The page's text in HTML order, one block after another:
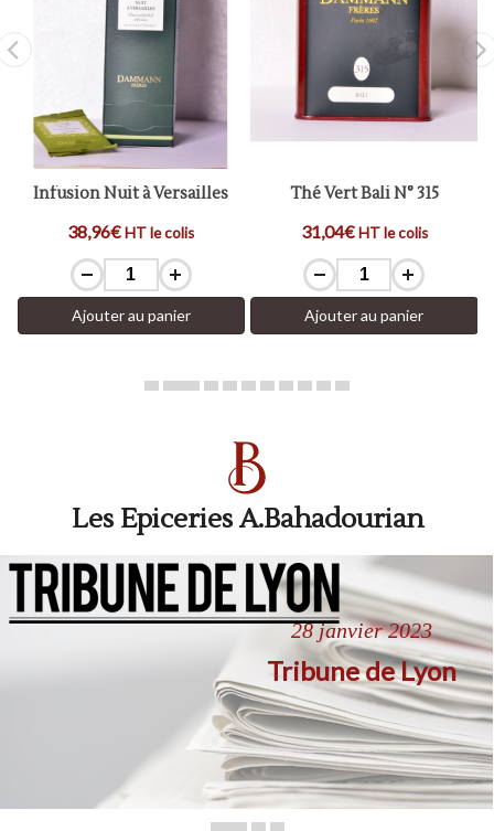
Infusion Nuit à Versailles
38,96€HT le colis
Ajouter au panier
Thé Vert Bali N° 315
31,04€ HT le colis
Ajouter au panier
Les Epiceries A.Bahadourian
28 janvier 2023
Tribune de Lyon